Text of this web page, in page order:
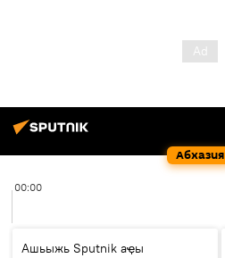
Абхазия
00:00
Ашьыжь Sputnik аҿы